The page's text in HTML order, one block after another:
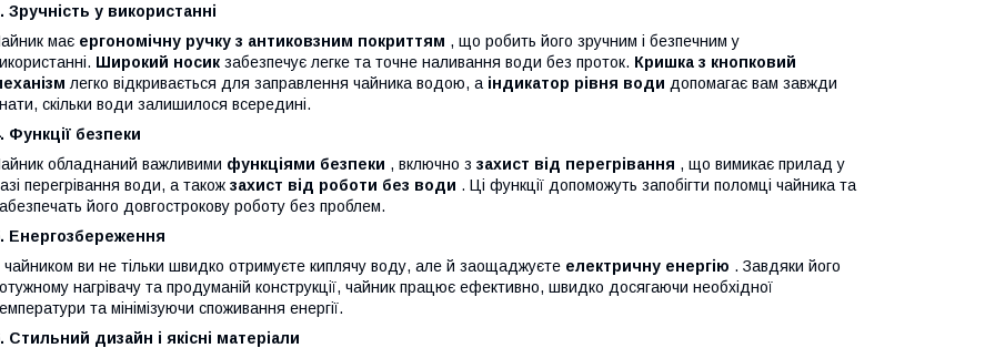
Зручність у використанні
має ергономічну ручку з антиковзним покриттям , що робить його зручним і безпечним у
Широкий носик забезпечує легке та точне наливання води без проток. Кришка з кнопковий
легко відкривається для заправлення чайника водою, а індикатор рівня води допомагає вам завжди
скільки води залишилося всередині.
Функції безпеки
обладнаний важливими функціями безпеки , включно з захист від перегрівання , що вимикає прилад у
перегрівання води, а також захист від роботи без води . Ці функції допоможуть запобігти поломці чайника та
його довгострокову роботу без проблем.
Енергозбереження
чайником ви не тільки швидко отримуєте киплячу воду, але й заощаджуєте електричну енергію . Завдяки його
нагрівачу та продуманій конструкції, чайник працює ефективно, швидко досягаючи необхідної
та мінімізуючи споживання енергії.
Стильний дизайн і якісні матеріали